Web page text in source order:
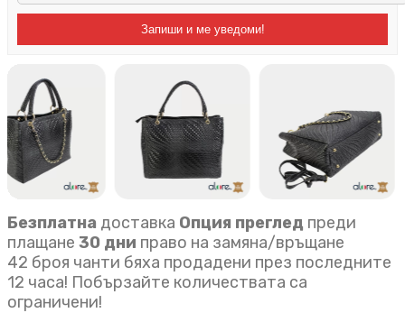
Запиши и ме уведоми!
Безплатна доставка Опция преглед преди
плащане 30 дни право на замяна/връщане
42 броя чанти бяха продадени през последните
12 часа! Побързайте количествата са
ограничени!